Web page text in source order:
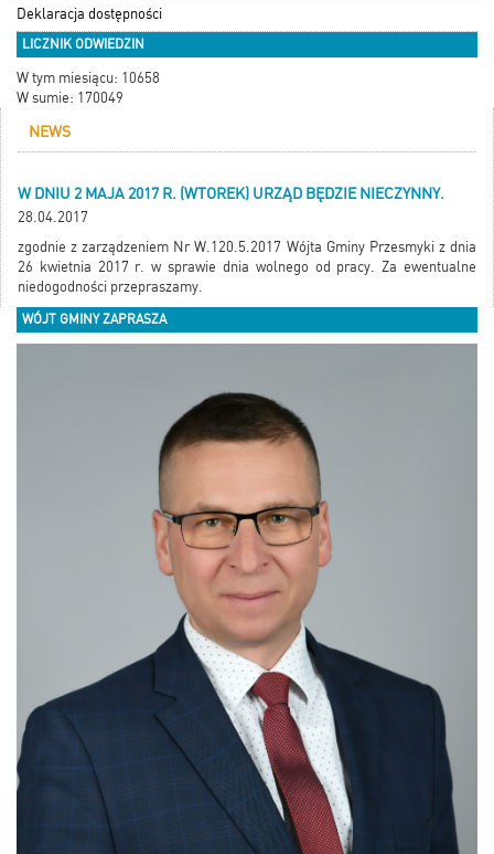
Deklaracja dostępności
LICZNIK ODWIEDZIN
W tym miesiącu: 10658
W sumie: 170049
NEWS
W DNIU 2 MAJA 2017 R. (WTOREK) URZĄD BĘDZIE NIECZYNNY.
28.04.2017
zgodnie z zarządzeniem Nr W.120.5.2017 Wójta Gminy Przesmyki z dnia
26 kwietnia 2017 r. w sprawie dnia wolnego od pracy. Za ewentualne
niedogodności przepraszamy.
WÓJT GMINY ZAPRASZA